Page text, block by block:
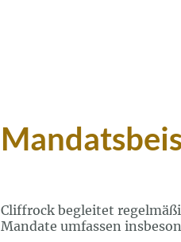
Cliffrock begleitet
Mandate umfassen